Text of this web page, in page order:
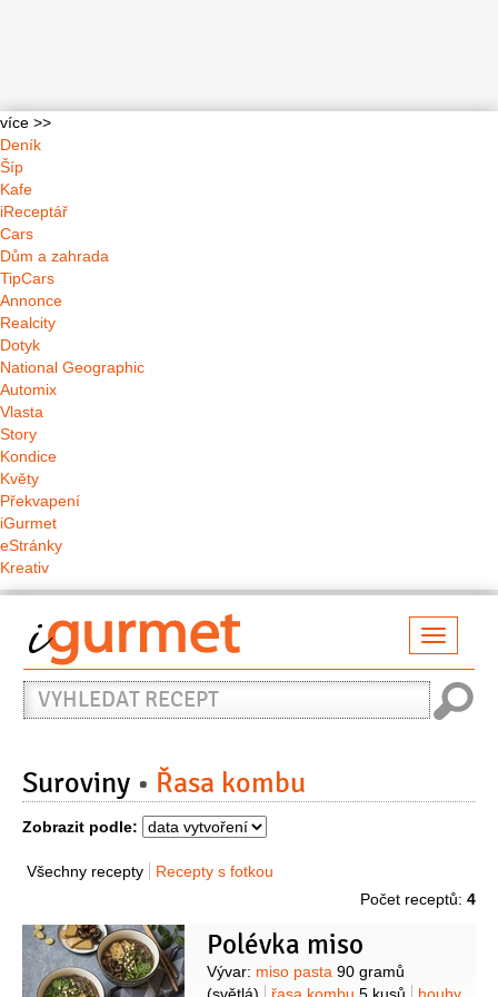
více >>
Deník
Šíp
Kafe
iReceptář
Cars
Dům a zahrada
TipCars
Annonce
Realcity
Dotyk
National Geographic
Automix
Vlasta
Story
Kondice
Květy
Překvapení
iGurmet
eStránky
Kreativ
Vyhledat
recept
Suroviny Řasa kombu
Zobrazit podle:
Všechny recepty
Recepty s fotkou
Počet receptů: 4
Polévka miso
Suroviny
Vývar: miso pasta 90 gramů